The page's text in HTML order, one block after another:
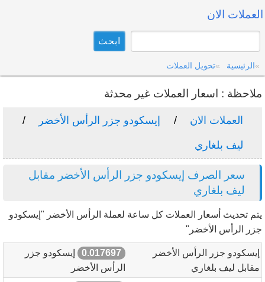
العملات الان
الرئيسية تحويل العملات
ملاحظة : اسعار العملات غير محدثة
العملات الان إيسكودو جزر الرأس الأخضر
ليف بلغاري
سعر الصرف إيسكودو جزر الرأس الأخضر مقابل
ليف بلغاري
يتم تحديث أسعار العملات كل ساعة لعملة الرأس الأخضر "إيسكودو
جزر الرأس الأخضر"
إيسكودو جزر الرأس الأخضر
مقابل ليف بلغاري
0.017697
إيسكودو جزر
الرأس الأخضر